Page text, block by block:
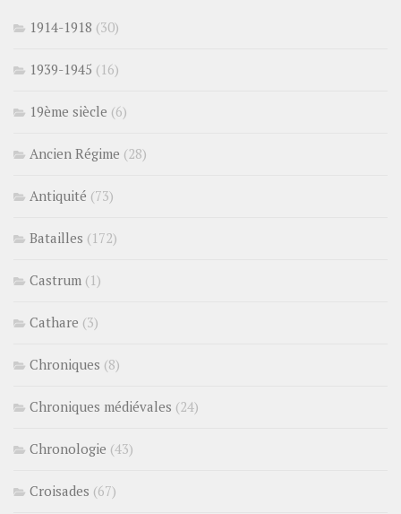
1914-1918 (30)
1939-1945 (16)
19ème siècle (6)
Ancien Régime (28)
Antiquité (73)
Batailles (172)
Castrum (1)
Cathare (3)
Chroniques (8)
Chroniques médiévales (24)
Chronologie (43)
Croisades (67)